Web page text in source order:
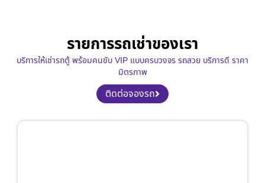
รายการรถเช่าของเรา
บริการให้เช่ารถตู้ พร้อมคนขับ VIP แบบครบวงจร รถสวย บริการดี ราคา
มิตรภาพ
ติดต่อจองรถ